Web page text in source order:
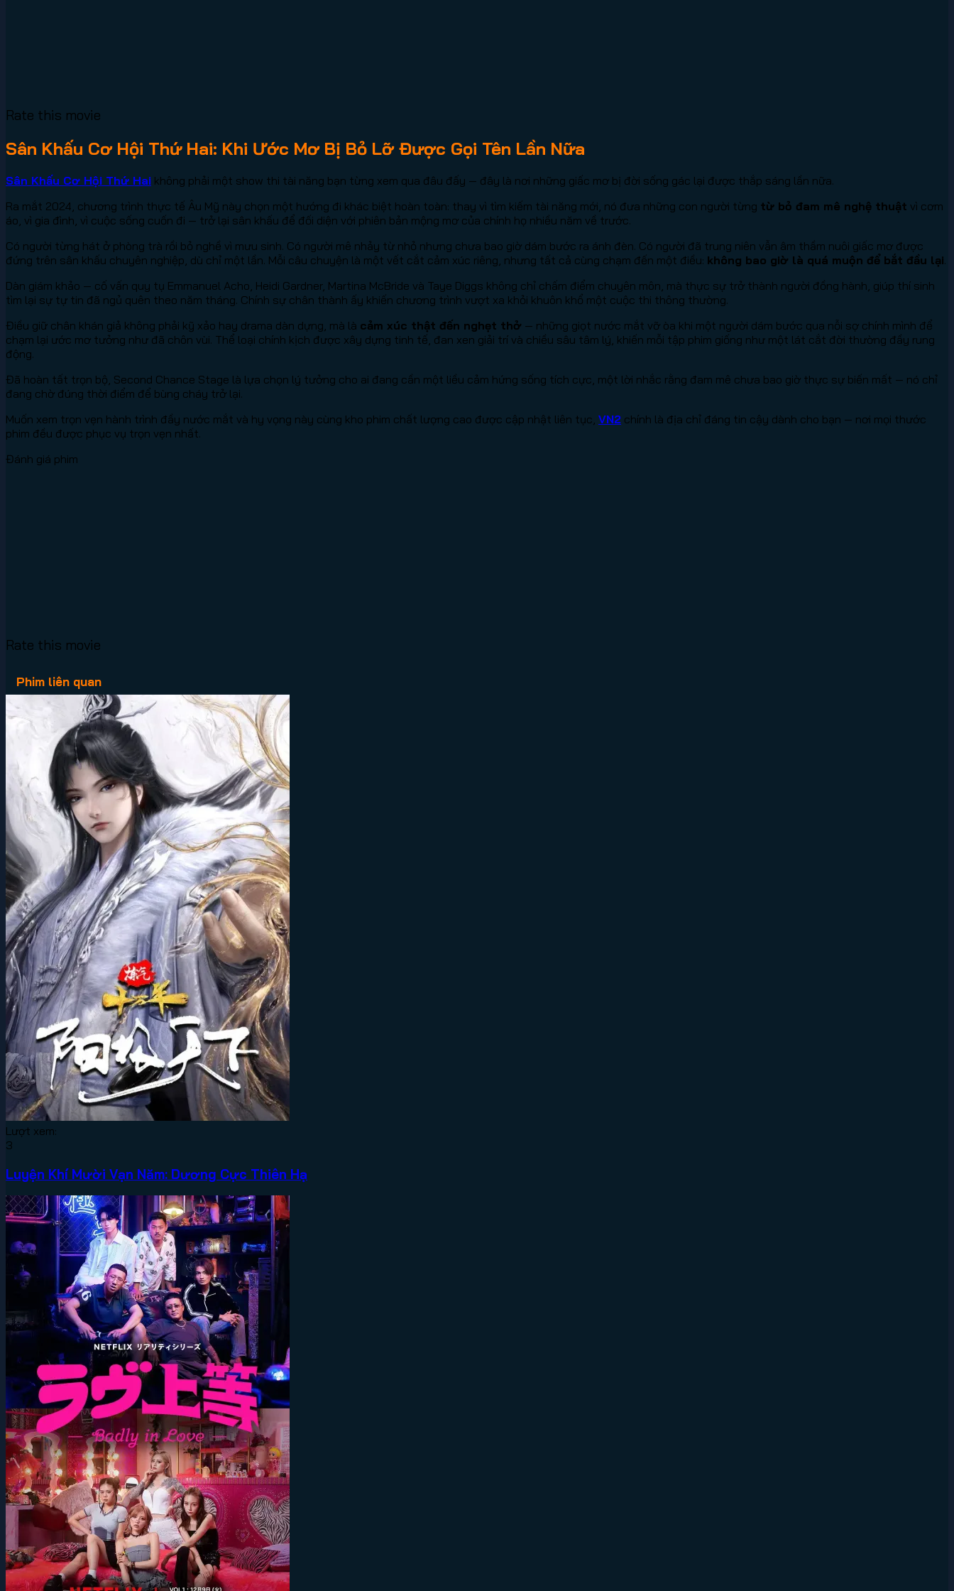
Rate this movie
Sân Khấu Cơ Hội Thứ Hai: Khi Ước Mơ Bị Bỏ Lỡ Được Gọi Tên Lần Nữa
Sân Khấu Cơ Hội Thứ Hai không phải một show thi tài năng bạn từng xem qua đâu đấy — đây là nơi những giấc mơ bị đời sống gác lại được thắp sáng lần nữa.
Ra mắt 2024, chương trình thực tế Âu Mỹ này chọn một hướng đi khác biệt hoàn toàn: thay vì tìm kiếm tài năng mới, nó đưa những con người từng từ bỏ đam mê nghệ thuật vì cơm
áo, vì gia đình, vì cuộc sống cuốn đi — trở lại sân khấu để đối diện với phiên bản mộng mơ của chính họ nhiều năm về trước.
Có người từng hát ở phòng trà rồi bỏ nghề vì mưu sinh. Có người mê nhảy từ nhỏ nhưng chưa bao giờ dám bước ra ánh đèn. Có người đã trung niên vẫn âm thầm nuôi giấc mơ được
đứng trên sân khấu chuyên nghiệp, dù chỉ một lần. Mỗi câu chuyện là một vết cắt cảm xúc riêng, nhưng tất cả cùng chạm đến một điều: không bao giờ là quá muộn để bắt đầu lại.
Dàn giám khảo — cố vấn quy tụ Emmanuel Acho, Heidi Gardner, Martina McBride và Taye Diggs không chỉ chấm điểm chuyên môn, mà thực sự trở thành người đồng hành, giúp thí sinh
tìm lại sự tự tin đã ngủ quên theo năm tháng. Chính sự chân thành ấy khiến chương trình vượt xa khỏi khuôn khổ một cuộc thi thông thường.
Điều giữ chân khán giả không phải kỹ xảo hay drama dàn dựng, mà là cảm xúc thật đến nghẹt thở — những giọt nước mắt vỡ òa khi một người dám bước qua nỗi sợ chính mình để
chạm lại ước mơ tưởng như đã chôn vùi. Thể loại chính kịch được xây dựng tinh tế, đan xen giải trí và chiều sâu tâm lý, khiến mỗi tập phim giống như một lát cắt đời thường đầy rung
động.
Đã hoàn tất trọn bộ, Second Chance Stage là lựa chọn lý tưởng cho ai đang cần một liều cảm hứng sống tích cực, một lời nhắc rằng đam mê chưa bao giờ thực sự biến mất — nó chỉ
đang chờ đúng thời điểm để bùng cháy trở lại.
Muốn xem trọn vẹn hành trình đầy nước mắt và hy vọng này cùng kho phim chất lượng cao được cập nhật liên tục, VN2 chính là địa chỉ đáng tin cậy dành cho bạn — nơi mọi thước
phim đều được phục vụ trọn vẹn nhất.
Đánh giá phim
Rate this movie
Phim liên quan
Lượt xem:
3
Luyện Khí Mười Vạn Năm: Dương Cực Thiên Hạ